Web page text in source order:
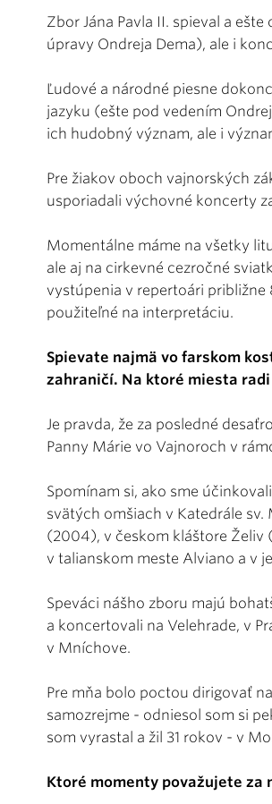
Zbor Jána Pavla II. spieval a
úpravy Ondreja Dema), ale i
Ľudové a národné piesne
jazyku (ešte pod vedením
ich hudobný význam, ale i
Pre žiakov oboch vajnorských
usporiadali výchovné koncerty
Momentálne máme na všetky
ale aj na cirkevné cezročné
vystúpenia v repertoári
použiteľné na interpretáciu.
Spievate najmä vo farskom
zahraničí. Na ktoré miesta
Je pravda, že za posledné
Panny Márie vo Vajnoroch v
Spomínam si, ako sme
svätých omšiach v Katedrále
(2004), v českom kláštore Želiv
v talianskom meste Alviano a v
Speváci nášho zboru majú
a koncertovali na Velehrade, v
v Mníchove.
Pre mňa bolo poctou dirigovať
samozrejme - odniesol som si
som vyrastal a žil 31 rokov - v
Ktoré momenty považujete za